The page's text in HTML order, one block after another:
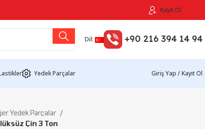
Kayıt Ol
Dil: +90 216 394 14 94
Yedek Parçalar Giriş Yap / Kayıt Ol
Yedek Parçalar
Çin 3 Ton